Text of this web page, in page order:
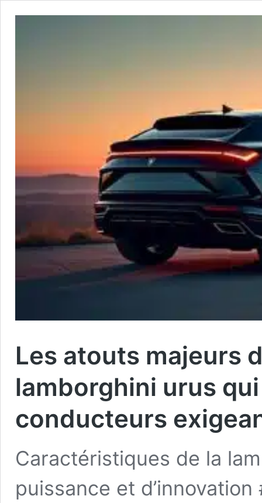
Les atouts majeurs
lamborghini urus
conducteurs
Caractéristiques de la
puissance et